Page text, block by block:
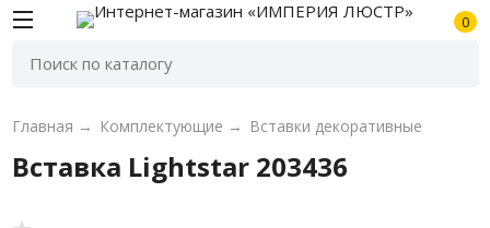
0
Главная → Комплектующие → Вставки декоративные
Вставка Lightstar 203436